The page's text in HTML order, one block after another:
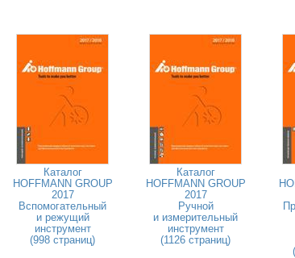
Каталог
HOFFMANN GROUP
2017
Вспомогательный
и режущий
инструмент
(998 страниц)
Каталог
HOFFMANN GROUP
2017
Ручной
и измерительный
инструмент
(1126 страниц)